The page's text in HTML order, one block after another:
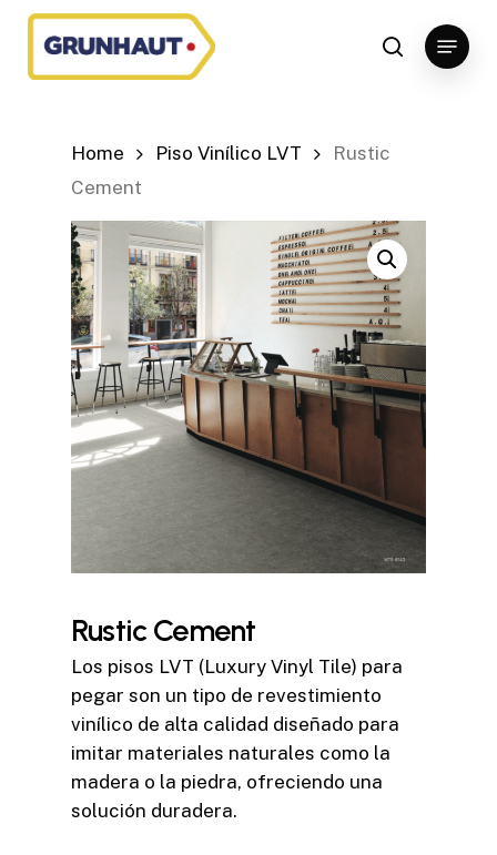
Skip
main
search
Menu
Home Piso Vinílico LVT
Rustic
Cement
Rustic Cement
Los pisos LVT (Luxury Vinyl Tile) para
pegar son un tipo de revestimiento
vinílico de alta calidad diseñado para
imitar materiales naturales como la
madera o la piedra, ofreciendo una
solución duradera.
Close